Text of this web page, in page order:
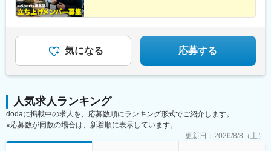
づくキャリアを描けます。
倉庫・運送・物流請負を一体で提供する物流企業です。
単にモノを運ぶ、保管するだけではなく、現場の仕組みづくりや
人材育成まで含めて物流全体を支える役割を担っています。
中心となって現場を動かし、改善し、成果を生み出していく仕事
が日常的にあります。
「人を管理する」のではなく、現場をより良くする仕組みをつく
ることが、メインミッションです。
気になる 応募する
人気求人ランキング
dodaに掲載中の求人を、応募数順にランキング形式でご紹介します。
※応募数が同数の場合は、新着順に表示しています。
更新日： 2026/8/8（土）